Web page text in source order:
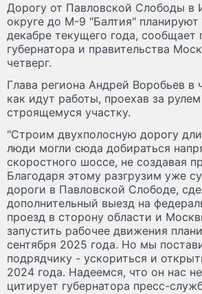
Дорогу от Павловской Слободы в
округе до М-9 "Балтия" планируют
декабре текущего года, сообщает
губернатора и правительства
четверг.
Глава региона Андрей Воробьев в
как идут работы, проехав за
строящемуся участку.
"Строим двухполосную дорогу
люди могли сюда добираться
скоростного шоссе, не создавая
Благодаря этому разгрузим уже
дороги в Павловской Слободе,
дополнительный выезд на
проезд в сторону области и
запустить рабочее движения
сентября 2025 года. Но мы
подрядчику - ускориться и
2024 года. Надеемся, что он нас
цитирует губернатора пресс-